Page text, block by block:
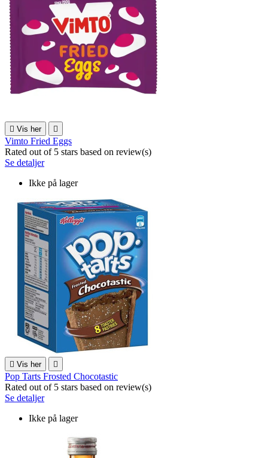
 Vis her 
Vimto Fried Eggs
Rated out of 5 stars based on review(s)
Se detaljer
Ikke på lager
 Vis her 
Pop Tarts Frosted Chocotastic
Rated out of 5 stars based on review(s)
Se detaljer
Ikke på lager